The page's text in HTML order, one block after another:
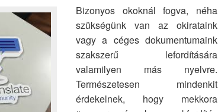
Bizonyos okoknál fogva, néha
szükségünk van az okirataink
vagy a céges dokumentumaink
szakszerű lefordítására
valamilyen más nyelvre.
Természetesen mindenkit
érdekelnek, hogy mekkora